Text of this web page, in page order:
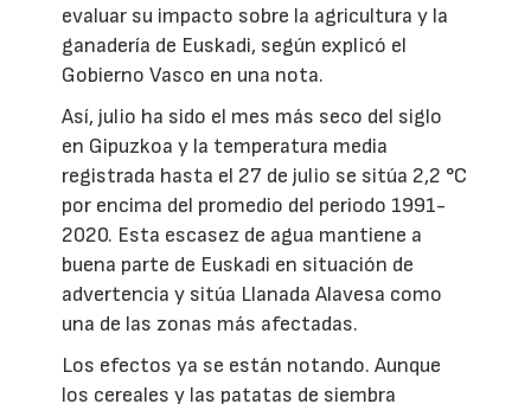
evaluar su impacto sobre la agricultura y la
ganadería de Euskadi, según explicó el
Gobierno Vasco en una nota.
Así, julio ha sido el mes más seco del siglo
en Gipuzkoa y la temperatura media
registrada hasta el 27 de julio se sitúa 2,2 °C
por encima del promedio del periodo 1991-
2020. Esta escasez de agua mantiene a
buena parte de Euskadi en situación de
advertencia y sitúa Llanada Alavesa como
una de las zonas más afectadas.
Los efectos ya se están notando. Aunque
los cereales y las patatas de siembra